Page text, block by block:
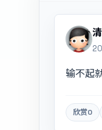
输不起
欣赏0